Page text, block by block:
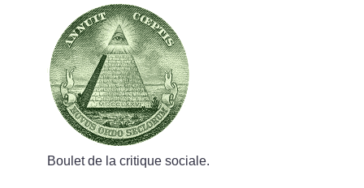
Boulet de la critique sociale.